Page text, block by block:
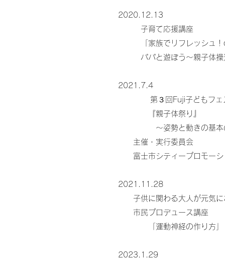
2020.12.13
子育て応援講座
「家族でリフレッシュ！
パパと遊ぼう〜親子体操
2021.7.4
第３回Fuji子どもフェ
『親子体祭り』
〜姿勢と動きの基本
主催・実行委員会
富士市シティープロモーシ
2021.11.28
子供に関わる大人が元気に
市民プロデュース講座
「運動神経の作り方」
2023.1.29